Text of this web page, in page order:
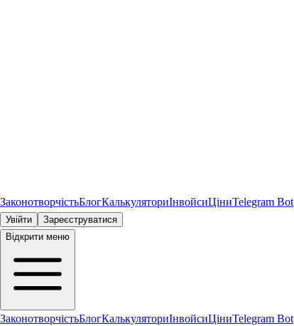
ЗаконотворчістьБлогКалькуляториІнвойсиЦіниTelegram Bot
Увійти
Зареєструватися
Відкрити меню
ЗаконотворчістьБлогКалькуляториІнвойсиЦіниTelegram Bot